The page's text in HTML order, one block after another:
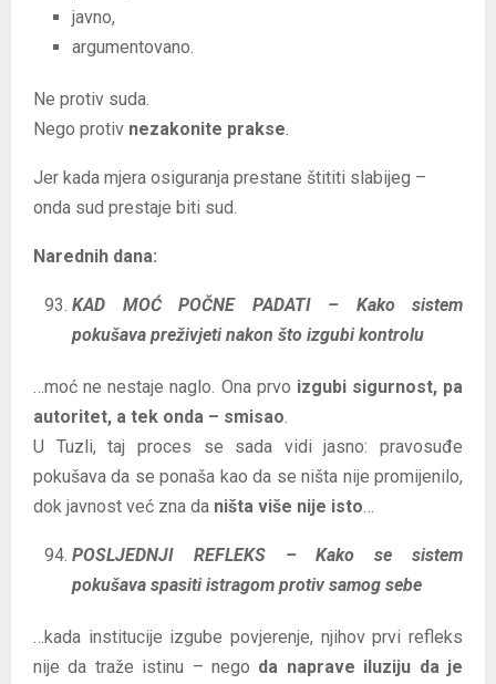
javno,
argumentovano.
Ne protiv suda.
Nego protiv nezakonite prakse
Jer kada mjera osiguranja prestane štititi slabijeg –
onda sud prestaje biti sud.
Narednih dana:
KAD MOĆ POČNE PADATI – Kako sistem
pokušava preživjeti nakon što izgubi kontrolu
…moć ne nestaje naglo. Ona prvo izgubi sigurnost, pa
autoritet, a tek onda – smisao
U Tuzli, taj proces se sada vidi jasno: pravosuđe
pokušava da se ponaša kao da se ništa nije promijenilo,
dok javnost već zna da ništa više nije isto
POSLJEDNJI REFLEKS – Kako se sistem
pokušava spasiti istragom protiv samog sebe
…kada institucije izgube povjerenje, njihov prvi refleks
nije da traže istinu – nego da naprave iluziju da je